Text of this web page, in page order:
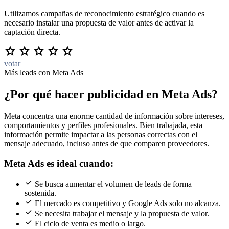
Utilizamos campañas de reconocimiento estratégico cuando es
necesario instalar una propuesta de valor antes de activar la
captación directa.
votar
Más leads con Meta Ads
¿Por qué hacer publicidad en Meta Ads?
Meta concentra una enorme cantidad de información sobre intereses,
comportamientos y perfiles profesionales. Bien trabajada, esta
información permite impactar a las personas correctas con el
mensaje adecuado, incluso antes de que comparen proveedores.
Meta Ads es ideal cuando:
Se busca aumentar el volumen de leads de forma
sostenida.
El mercado es competitivo y Google Ads solo no alcanza.
Se necesita trabajar el mensaje y la propuesta de valor.
El ciclo de venta es medio o largo.